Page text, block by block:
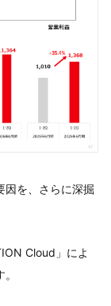
因を、さらに深掘
Cloud」によ